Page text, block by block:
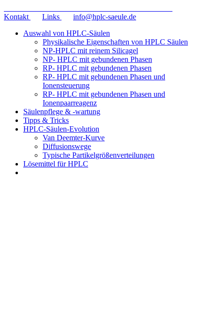
Kontakt
Links
info@hplc-saeule.de
Auswahl von HPLC-Säulen
Physikalische Eigenschaften von HPLC Säulen
NP-HPLC mit reinem Silicagel
NP- HPLC mit gebundenen Phasen
RP- HPLC mit gebundenen Phasen
RP- HPLC mit gebundenen Phasen und
Ionensteuerung
RP- HPLC mit gebundenen Phasen und
Ionenpaarreagenz
Säulenpflege & -wartung
Tipps & Tricks
HPLC-Säulen-Evolution
Van Deemter-Kurve
Diffusionswege
Typische Partikelgrößenverteilungen
Lösemittel für HPLC